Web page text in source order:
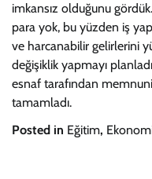
imkansız olduğunu
para yok, bu yüzden iş
ve harcanabilir gelirlerini
değişiklik yapmayı
esnaf tarafından
tamamladı.
Posted in Eğitim,